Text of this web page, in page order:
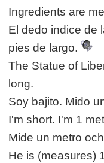
Ingredients are
El dedo indice de
pies de largo.
The Statue of
long.
Soy bajito. Mido
I'm short. I'm 1
Mide un metro
He is (measures)